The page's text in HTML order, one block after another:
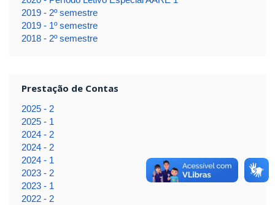
2019 - 2º semestre
2019 - 1º semestre
2018 - 2º semestre
Prestação de Contas
2025 - 2
2025 - 1
2024 - 2
2024 - 2
2024 - 1
2023 - 2
2023 - 1
2022 - 2